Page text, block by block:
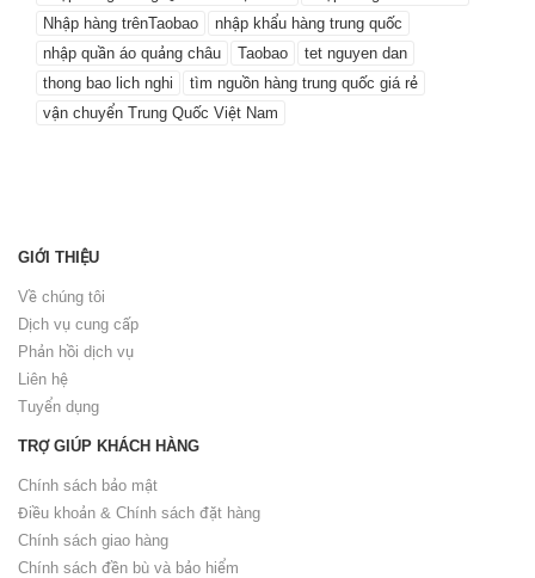
Nhập hàng trênTaobao
nhập khẩu hàng trung quốc
nhập quần áo quảng châu
Taobao
tet nguyen dan
thong bao lich nghi
tìm nguồn hàng trung quốc giá rẻ
vận chuyển Trung Quốc Việt Nam
GIỚI THIỆU
Về chúng tôi
Dịch vụ cung cấp
Phản hồi dịch vụ
Liên hệ
Tuyển dụng
TRỢ GIÚP KHÁCH HÀNG
Chính sách bảo mật
Điều khoản & Chính sách đặt hàng
Chính sách giao hàng
Chính sách đền bù và bảo hiểm